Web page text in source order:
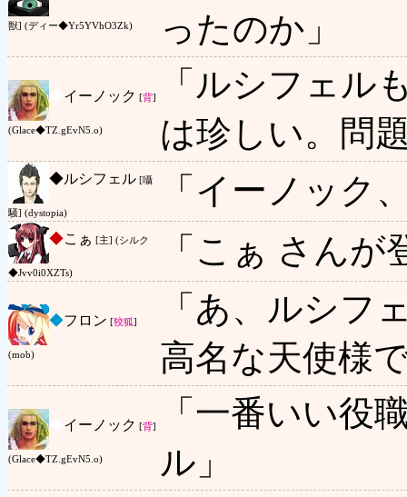
獣] (ディー◆Yr5YVhO3Zk)
ったのか」
イーノック [背]
(Glace◆TZ.gEvN5.o)
「ルシフェル
は珍しい。問
◆ルシフェル [囁
騒] (dystopia)
「イーノック
◆こぁ [主] (シルク
◆Jvv0i0XZTs)
「こぁ さん
◆フロン [狡狐]
(mob)
「あ、ルシフ
高名な天使様
イーノック [背]
(Glace◆TZ.gEvN5.o)
「一番いい役
ル」